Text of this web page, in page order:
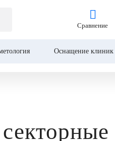
Сравнение
Оснащение клиник